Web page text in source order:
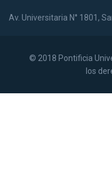
Av. Universitaria N° 1801,
© 2018 Pontificia
los